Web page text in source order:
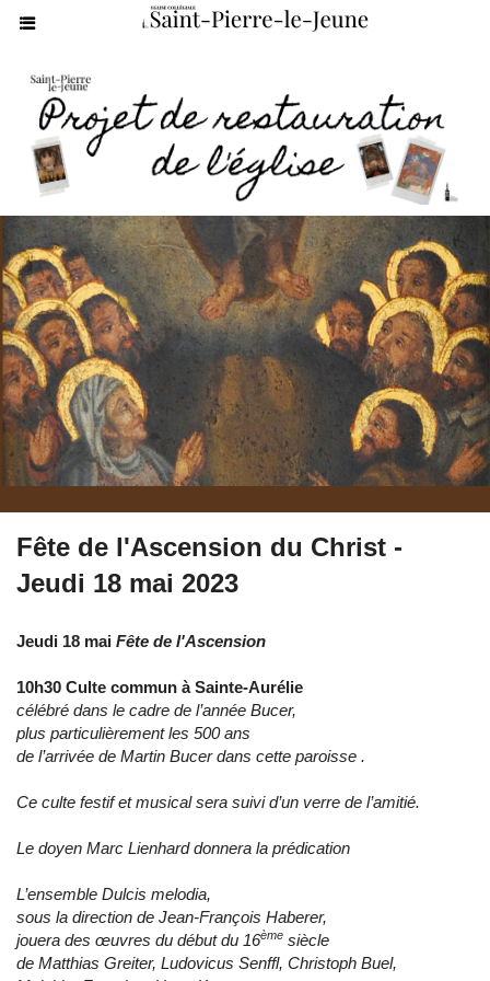
Fête de l'Ascension du Christ -
Jeudi 18 mai 2023
Jeudi 18 mai Fête de l'Ascension
10h30 Culte commun à Sainte-Aurélie
célébré dans le cadre de l’année Bucer,
plus particulièrement les 500 ans
de l’arrivée de Martin Bucer dans cette paroisse .
Ce culte festif et musical sera suivi d’un verre de l’amitié.
Le doyen Marc Lienhard donnera la prédication
L’ensemble Dulcis melodia,
sous la direction de Jean-François Haberer,
jouera des œuvres du début du 16ème siècle
de Matthias Greiter, Ludovicus Senffl, Christoph Buel,